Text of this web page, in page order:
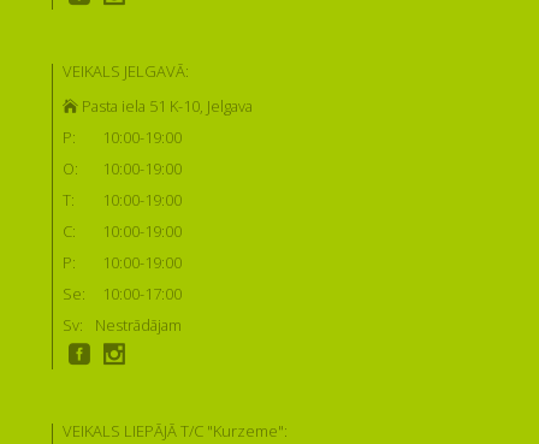
VEIKALS JELGAVĀ:
Pasta iela 51 K-10, Jelgava
P:
10:00-19:00
O:
10:00-19:00
T:
10:00-19:00
C:
10:00-19:00
P:
10:00-19:00
Se:
10:00-17:00
Sv:
Nestrādājam
VEIKALS LIEPĀJĀ T/C "Kurzeme":